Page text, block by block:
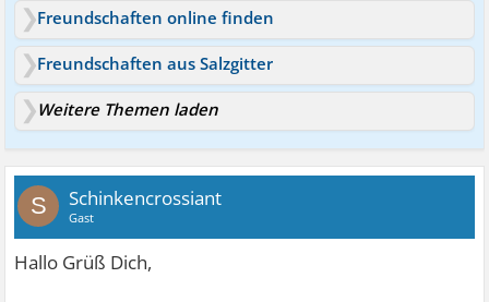
Freundschaften online finden
Freundschaften aus Salzgitter
Weitere Themen laden
S Schinkencrossiant
Gast
Hallo Grüß Dich,